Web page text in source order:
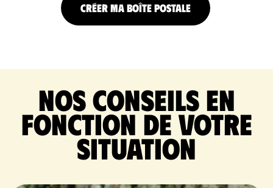
CRÉER MA BOÎTE POSTALE
Nos conseils en
fonction de votre
situation